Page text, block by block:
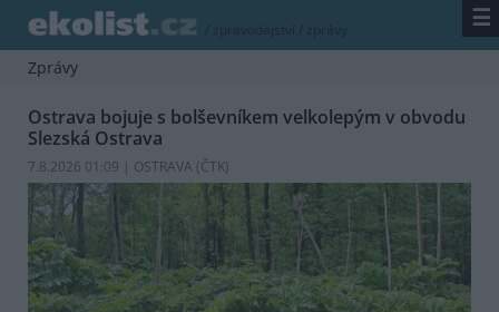
/ zpravodajství / zprávy ☰
Zprávy
Ostrava bojuje s bolševníkem velkolepým v obvodu
Slezská Ostrava
7.8.2026 01:09 | OSTRAVA (ČTK)